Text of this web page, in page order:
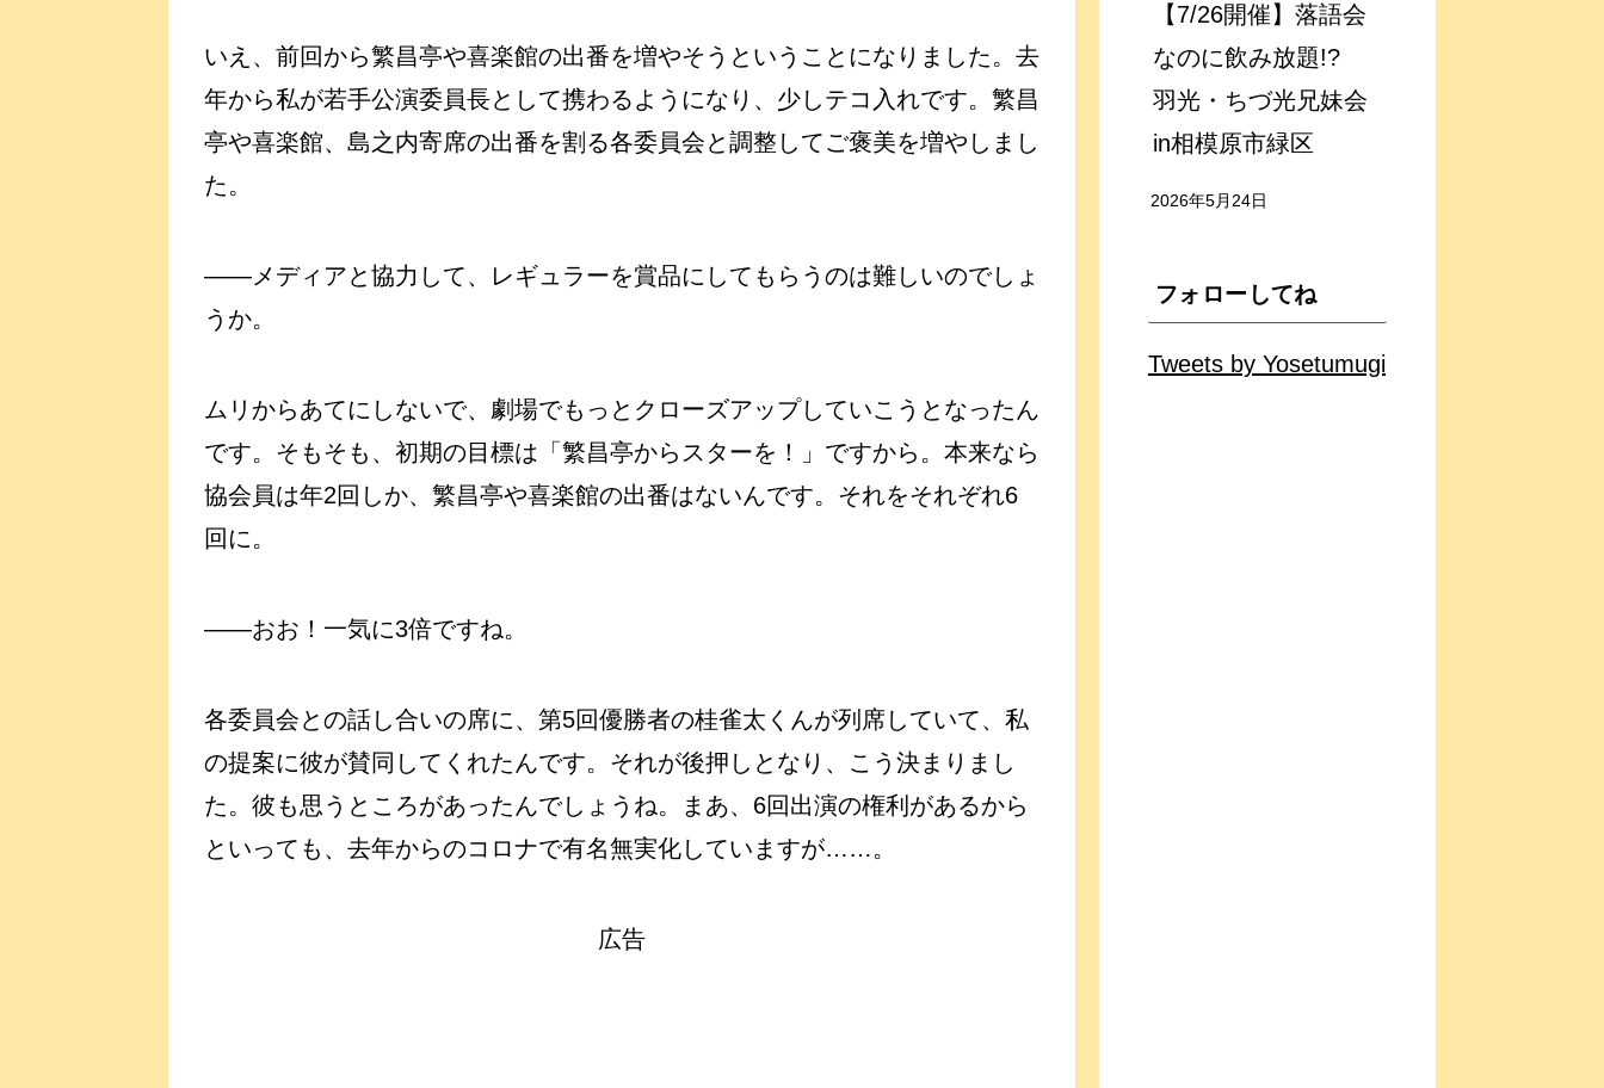
いえ、前回から繁昌亭や喜楽館の出番を増やそうということになりました。去
年から私が若手公演委員長として携わるようになり、少しテコ入れです。繁昌
亭や喜楽館、島之内寄席の出番を割る各委員会と調整してご褒美を増やしまし
た。
――メディアと協力して、レギュラーを賞品にしてもらうのは難しいのでしょ
うか。
ムリからあてにしないで、劇場でもっとクローズアップしていこうとなったん
です。そもそも、初期の目標は「繁昌亭からスターを！」ですから。本来なら
協会員は年2回しか、繁昌亭や喜楽館の出番はないんです。それをそれぞれ6
回に。
――おお！一気に3倍ですね。
各委員会との話し合いの席に、第5回優勝者の桂雀太くんが列席していて、私
の提案に彼が賛同してくれたんです。それが後押しとなり、こう決まりまし
た。彼も思うところがあったんでしょうね。まあ、6回出演の権利があるから
といっても、去年からのコロナで有名無実化していますが……。
広告
【7/26開催】落語会
なのに飲み放題!?
羽光・ちづ光兄妹会
in相模原市緑区
2026年5月24日
フォローしてね
Tweets by Yosetumugi